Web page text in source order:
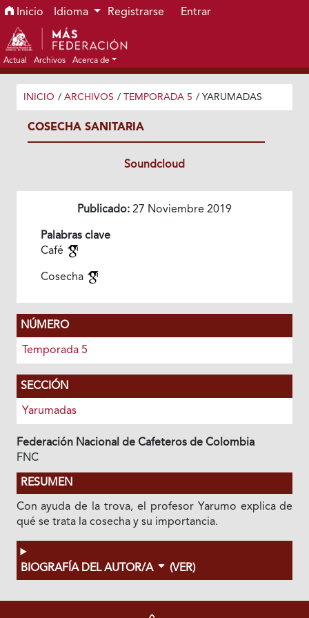
Ir al menú de navegación principal
Ir al contenido principal
Ir al pie de página del sitio
Inicio Idioma Registrarse Entrar
Actual Archivos Acerca de
INICIO / ARCHIVOS / TEMPORADA 5 / YARUMADAS
COSECHA SANITARIA
Soundcloud
Publicado: 27 Noviembre 2019
Palabras clave
Café
Cosecha
NÚMERO
Temporada 5
SECCIÓN
Yarumadas
Federación Nacional de Cafeteros de Colombia
FNC
RESUMEN
Con ayuda de la trova, el profesor Yarumo explica de
qué se trata la cosecha y su importancia.
BIOGRAFÍA DEL AUTOR/A (VER)